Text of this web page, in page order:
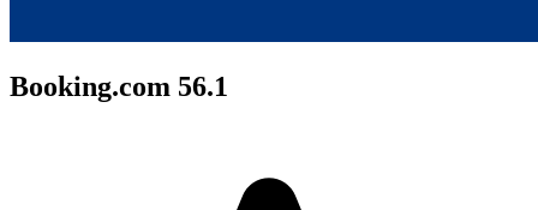
Booking.com 56.1